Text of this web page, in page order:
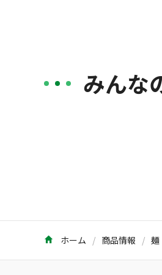
みんな
ホーム 商品情報 麺